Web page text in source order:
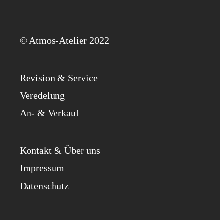
© Atmos-Ate­lier 2022
Revi­si­on & Service
Ver­ede­lung
An- & Verkauf
Kon­takt & Über uns
Impres­sum
Daten­schutz